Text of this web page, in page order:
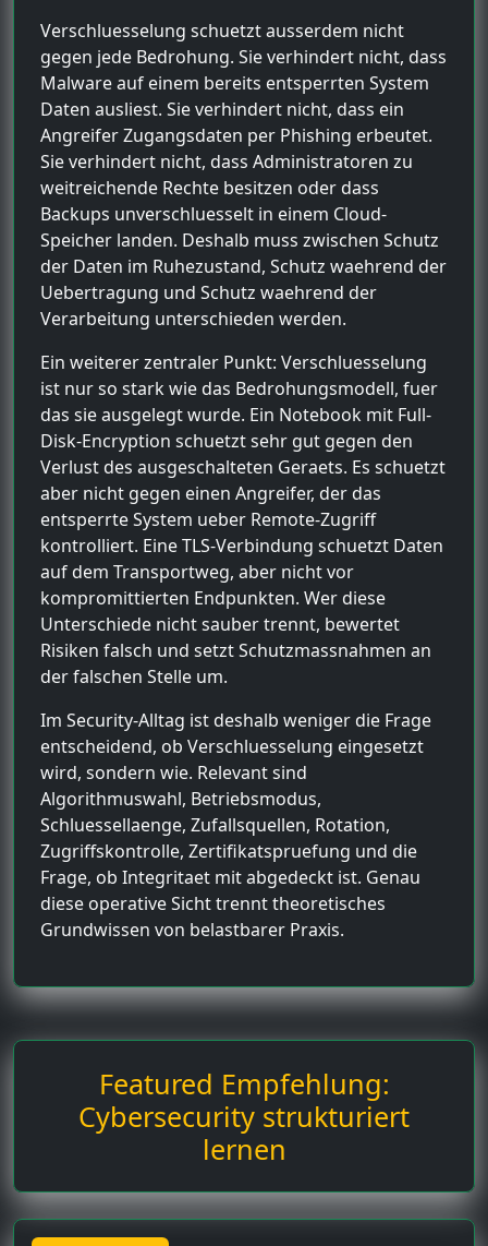
Verschluesselung schuetzt ausserdem nicht
gegen jede Bedrohung. Sie verhindert nicht, dass
Malware auf einem bereits entsperrten System
Daten ausliest. Sie verhindert nicht, dass ein
Angreifer Zugangsdaten per Phishing erbeutet.
Sie verhindert nicht, dass Administratoren zu
weitreichende Rechte besitzen oder dass
Backups unverschluesselt in einem Cloud-
Speicher landen. Deshalb muss zwischen Schutz
der Daten im Ruhezustand, Schutz waehrend der
Uebertragung und Schutz waehrend der
Verarbeitung unterschieden werden.
Ein weiterer zentraler Punkt: Verschluesselung
ist nur so stark wie das Bedrohungsmodell, fuer
das sie ausgelegt wurde. Ein Notebook mit Full-
Disk-Encryption schuetzt sehr gut gegen den
Verlust des ausgeschalteten Geraets. Es schuetzt
aber nicht gegen einen Angreifer, der das
entsperrte System ueber Remote-Zugriff
kontrolliert. Eine TLS-Verbindung schuetzt Daten
auf dem Transportweg, aber nicht vor
kompromittierten Endpunkten. Wer diese
Unterschiede nicht sauber trennt, bewertet
Risiken falsch und setzt Schutzmassnahmen an
der falschen Stelle um.
Im Security-Alltag ist deshalb weniger die Frage
entscheidend, ob Verschluesselung eingesetzt
wird, sondern wie. Relevant sind
Algorithmuswahl, Betriebsmodus,
Schluessellaenge, Zufallsquellen, Rotation,
Zugriffskontrolle, Zertifikatspruefung und die
Frage, ob Integritaet mit abgedeckt ist. Genau
diese operative Sicht trennt theoretisches
Grundwissen von belastbarer Praxis.
Featured Empfehlung:
Cybersecurity strukturiert
lernen